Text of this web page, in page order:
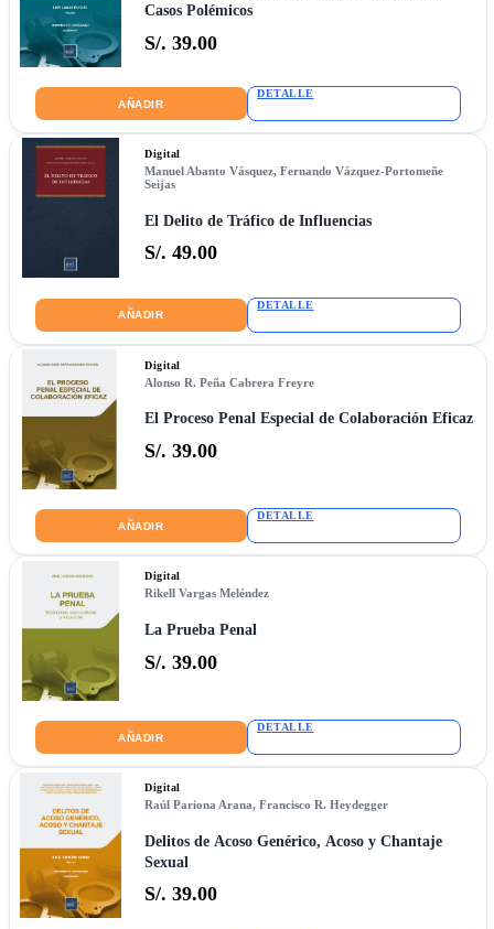
Casos Polémicos
S/. 39.00
AÑADIR
DETALLE
Digital
El Delito de Tráfico de Influencias
Manuel Abanto Vásquez, Fernando Vázquez-Portomeñe
Seijas
S/. 49.00
AÑADIR
DETALLE
Digital
El Proceso Penal Especial de Colaboración Eficaz
Alonso R. Peña Cabrera Freyre
S/. 39.00
AÑADIR
DETALLE
Digital
La Prueba Penal
Rikell Vargas Meléndez
S/. 39.00
AÑADIR
DETALLE
Digital
Delitos de Acoso Genérico, Acoso y Chantaje
Sexual
Raúl Pariona Arana, Francisco R. Heydegger
S/. 39.00